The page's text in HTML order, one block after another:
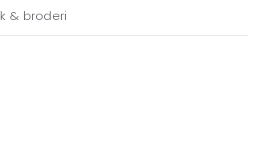
& broderi